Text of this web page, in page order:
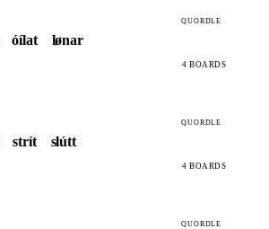
QUORDLE
óílat lønar
4 BOARDS
QUORDLE
strít slútt
4 BOARDS
QUORDLE